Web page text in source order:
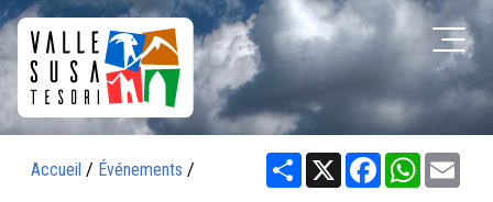
Accueil / Événements / Share X Facebook